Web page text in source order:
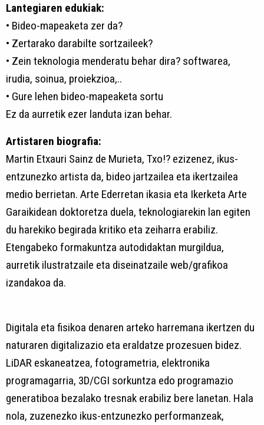
Lantegiaren edukiak:
• Bideo-mapeaketa zer da?
• Zertarako darabilte sortzaileek?
• Zein teknologia menderatu behar dira? softwarea,
irudia, soinua, proiekzioa,..
• Gure lehen bideo-mapeaketa sortu
Ez da aurretik ezer landuta izan behar.
Artistaren biografia:
Martin Etxauri Sainz de Murieta, Txo!? ezizenez, ikus-
entzunezko artista da, bideo jartzailea eta ikertzailea
medio berrietan. Arte Ederretan ikasia eta Ikerketa Arte
Garaikidean doktoretza duela, teknologiarekin lan egiten
du harekiko begirada kritiko eta zeiharra erabiliz.
Etengabeko formakuntza autodidaktan murgildua,
aurretik ilustratzaile eta diseinatzaile web/grafikoa
izandakoa da.
Digitala eta fisikoa denaren arteko harremana ikertzen du
naturaren digitalizazio eta eraldatze prozesuen bidez.
LiDAR eskaneatzea, fotogrametria, elektronika
programagarria, 3D/CGI sorkuntza edo programazio
generatiboa bezalako tresnak erabiliz bere lanetan. Hala
nola, zuzenezko ikus-entzunezko performanzeak,